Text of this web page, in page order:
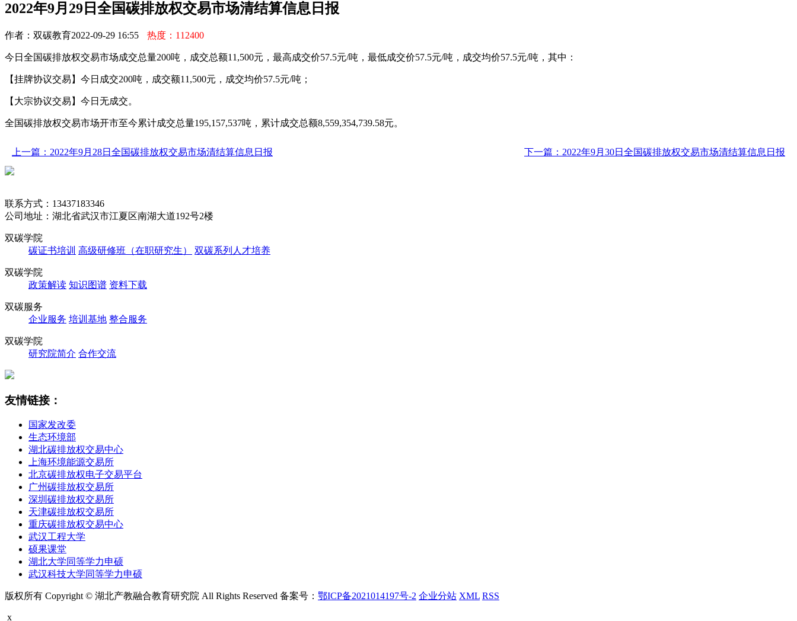
2022年9月29日全国碳排放权交易市场清结算信息日报
作者：双碳教育2022-09-29 16:55 热度：112400
今日全国碳排放权交易市场成交总量200吨，成交总额11,500元，最高成交价57.5元/吨，最低成交价57.5元/吨，成交均价57.5元/吨，其中：
【挂牌协议交易】今日成交200吨，成交额11,500元，成交均价57.5元/吨；
【大宗协议交易】今日无成交。
全国碳排放权交易市场开市至今累计成交总量195,157,537吨，累计成交总额8,559,354,739.58元。
上一篇：2022年9月28日全国碳排放权交易市场清结算信息日报 下一篇：2022年9月30日全国碳排放权交易市场清结算信息日报
联系方式：13437183346
公司地址：湖北省武汉市江夏区南湖大道192号2楼
双碳学院
碳证书培训 高级研修班（在职研究生） 双碳系列人才培养
双碳学院
政策解读 知识图谱 资料下载
双碳服务
企业服务 培训基地 整合服务
双碳学院
研究院简介 合作交流
友情链接：
国家发改委
生态环境部
湖北碳排放权交易中心
上海环境能源交易所
北京碳排放权电子交易平台
广州碳排放权交易所
深圳碳排放权交易所
天津碳排放权交易所
重庆碳排放权交易中心
武汉工程大学
硕果课堂
湖北大学同等学力申硕
武汉科技大学同等学力申硕
版权所有 Copyright © 湖北产教融合教育研究院 All Rights Reserved 备案号： 鄂ICP备2021014197号-2 企业分站 XML RSS
x